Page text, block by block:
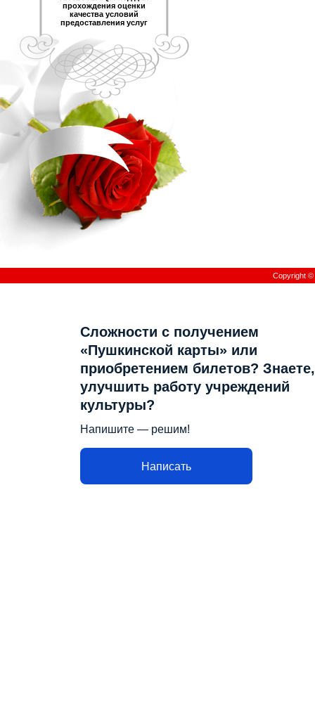
прохождения оценки
качества условий
предоставления услуг
Copyright
Сложности с получением
«Пушкинской карты» или
приобретением билетов?
улучшить работу учреждений
культуры?
Напишите — решим!
Написать